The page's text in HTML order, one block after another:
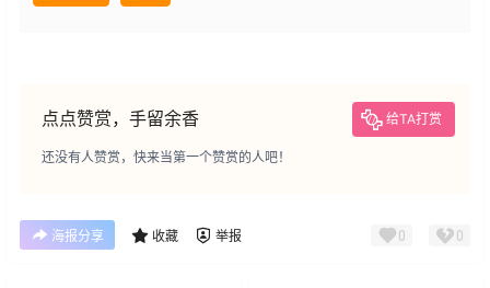
点点赞赏，手留余香 给TA打赏
还没有人赞赏，快来当第一个赞赏的人吧！
海报分享 收藏 举报 0 0